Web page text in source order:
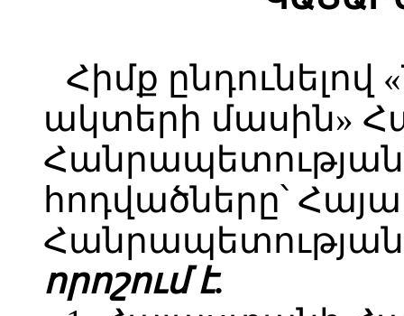
Հիմք
ակտերի մասին»
Հանրապետության
հոդվածները՝
Հանրապետության
որոշում է.